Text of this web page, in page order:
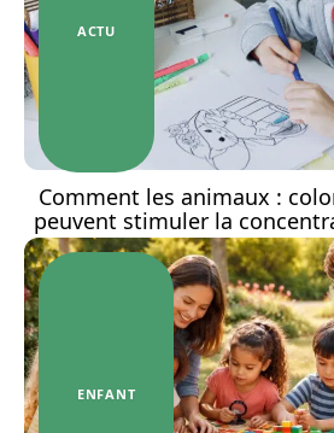
ACTU
Comment les animaux :
peuvent stimuler la
ENFANT